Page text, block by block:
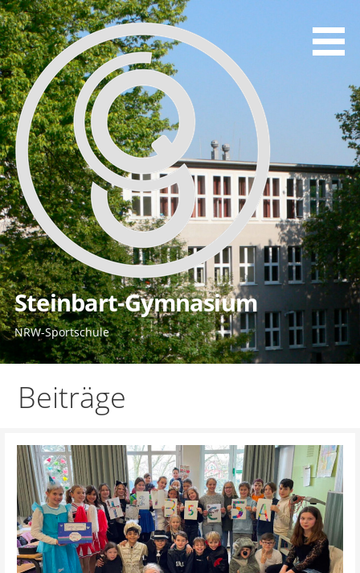
Zum
Inhalt
springen
Steinbart-Gymnasium
NRW-Sportschule
Beiträge